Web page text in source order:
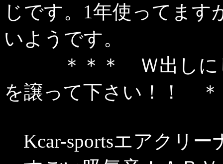
じです。1年使ってま
いようです。
＊＊＊ Ｗ出しにし
を譲って下さい！！ ＊
Kcar-sportsエアクリー